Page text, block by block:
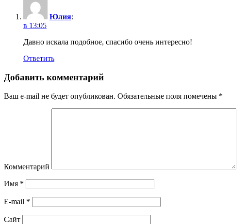
Юлия:
в 13:05
Давно искала подобное, спасибо очень интересно!
Ответить
Добавить комментарий
Ваш e-mail не будет опубликован. Обязательные поля помечены *
Комментарий
Имя *
E-mail *
Сайт